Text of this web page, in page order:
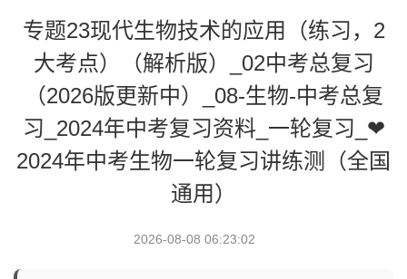
专题23现代生物技术的应用（练习，2
大考点）（解析版）_02中考总复习
（2026版更新中）_08-生物-中考总复
习_2024年中考复习资料_一轮复习_❤
2024年中考生物一轮复习讲练测（全国
通用）
2026-08-08 06:23:02